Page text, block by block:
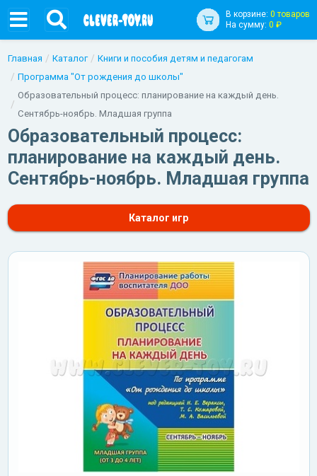
В корзине: 0 товаров
На сумму: 0 ₽
Главная Каталог
Книги и пособия детям и педагогам
Программа "От рождения до школы"
Образовательный процесс: планирование на каждый день.
Сентябрь-ноябрь. Младшая группа
Образовательный процесс:
планирование на каждый день.
Сентябрь-ноябрь. Младшая группа
Каталог игр